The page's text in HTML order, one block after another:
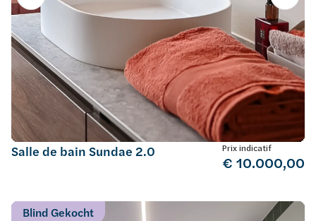
Salle de bain Sundae 2.0 Prix indicatif
€ 10.000,00
Blind Gekocht